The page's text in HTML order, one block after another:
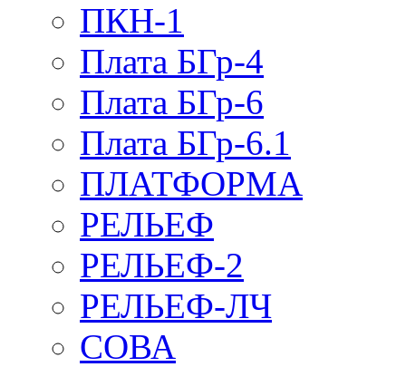
ПКН-1
Плата БГр-4
Плата БГр-6
Плата БГр-6.1
ПЛАТФОРМА
РЕЛЬЕФ
РЕЛЬЕФ-2
РЕЛЬЕФ-ЛЧ
СОВА